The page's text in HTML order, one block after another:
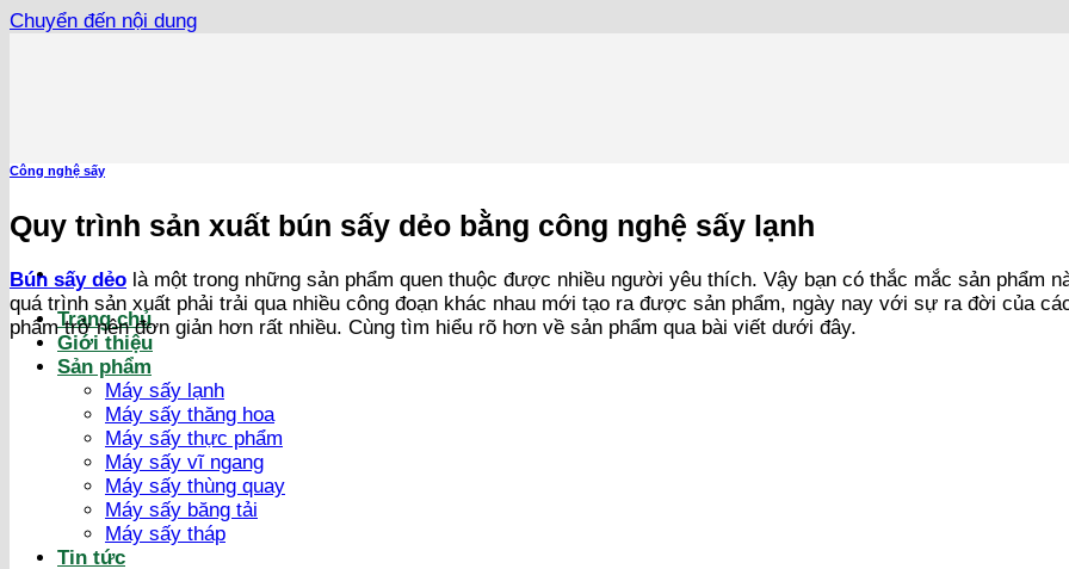
Chuyển đến nội dung
Trang chủ
Giới thiệu
Sản phẩm
Máy sấy lạnh
Máy sấy thăng hoa
Máy sấy thực phẩm
Máy sấy vĩ ngang
Máy sấy thùng quay
Máy sấy băng tải
Máy sấy tháp
Tin tức
Công nghệ sấy
Quy trình sản xuất bún sấy dẻo bằng công nghệ sấy lạnh
Bún sấy dẻo là một trong những sản phẩm quen thuộc được nhiều người yêu thích. Vậy bạn có thắc mắc sản phẩm
quá trình sản xuất phải trải qua nhiều công đoạn khác nhau mới tạo ra được sản phẩm, ngày nay với sự ra đời của
phẩm trở nên đơn giản hơn rất nhiều. Cùng tìm hiểu rõ hơn về sản phẩm qua bài viết dưới đây.